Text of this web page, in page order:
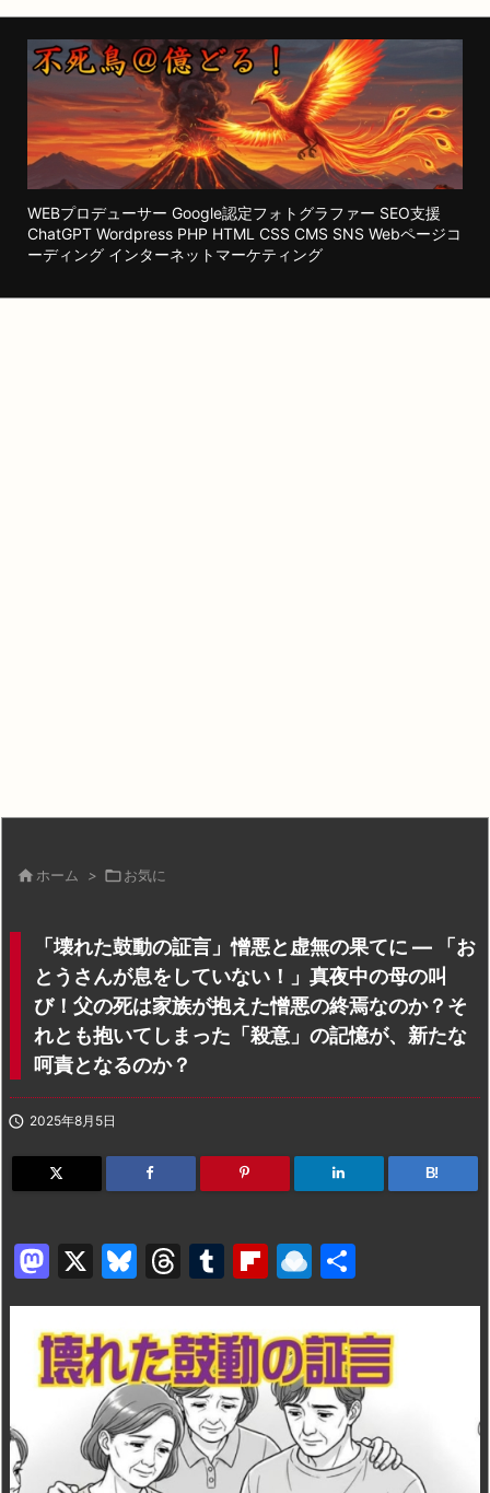
WEBプロデューサー Google認定フォトグラファー SEO支援
ChatGPT Wordpress PHP HTML CSS CMS SNS Webページコ
ーディング インターネットマーケティング
 ホーム > お気に
「壊れた鼓動の証言」憎悪と虚無の果てに ― 「お
とうさんが息をしていない！」真夜中の母の叫
び！父の死は家族が抱えた憎悪の終焉なのか？そ
れとも抱いてしまった「殺意」の記憶が、新たな
呵責となるのか？
 2025年8月5日
B!
M
a
st
o
d
n
X
Bl
u
e
s
k
y
T
hr
e
a
d
s
T
u
m
bl
r
Fl
ip
b
o
ar
d
R
ai
n
dr
o
p.
io
有